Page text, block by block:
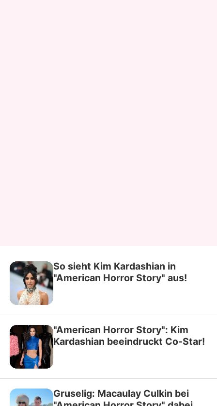
So sieht Kim Kardashian in
"American Horror Story" aus!
"American Horror Story": Kim
Kardashian beeindruckt Co-Star!
Gruselig: Macaulay Culkin bei